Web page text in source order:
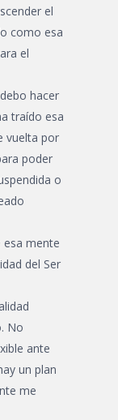
el
como esa
el
hacer
traído esa
vuelta por
poder
o
esa mente
del Ser
No
ante
un plan
me